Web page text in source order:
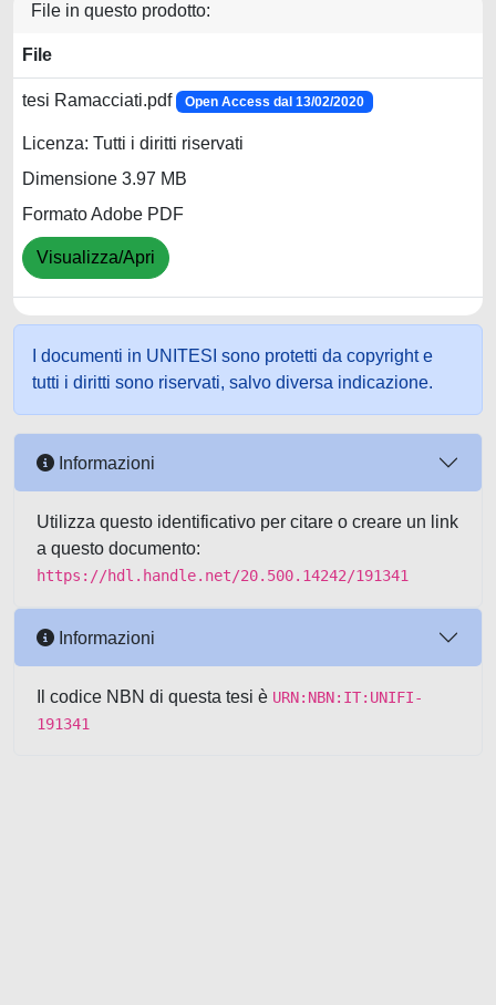
File in questo prodotto:
File
tesi Ramacciati.pdf Open Access dal 13/02/2020
Licenza: Tutti i diritti riservati
Dimensione 3.97 MB
Formato Adobe PDF
Visualizza/Apri
I documenti in UNITESI sono protetti da copyright e
tutti i diritti sono riservati, salvo diversa indicazione.
Informazioni
Utilizza questo identificativo per citare o creare un link
a questo documento:
https://hdl.handle.net/20.500.14242/191341
Informazioni
Il codice NBN di questa tesi è URN:NBN:IT:UNIFI-
191341